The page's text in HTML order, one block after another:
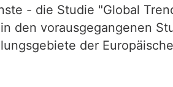
- die Studie "Global
den vorausgegangenen
der